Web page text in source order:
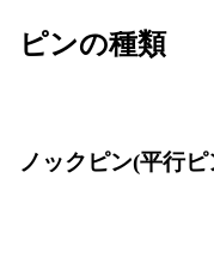
ピンの種類
ノックピン(平行ピ